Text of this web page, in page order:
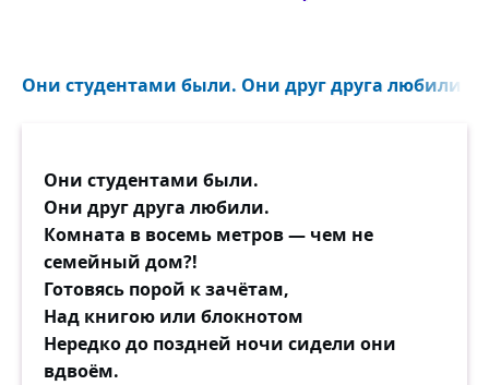
Они студентами были. Они друг друга любили...
Они студентами были.
Они друг друга любили.
Комната в восемь метров — чем не
семейный дом?!
Готовясь порой к зачётам,
Над книгою или блокнотом
Нередко до поздней ночи сидели они
вдвоём.